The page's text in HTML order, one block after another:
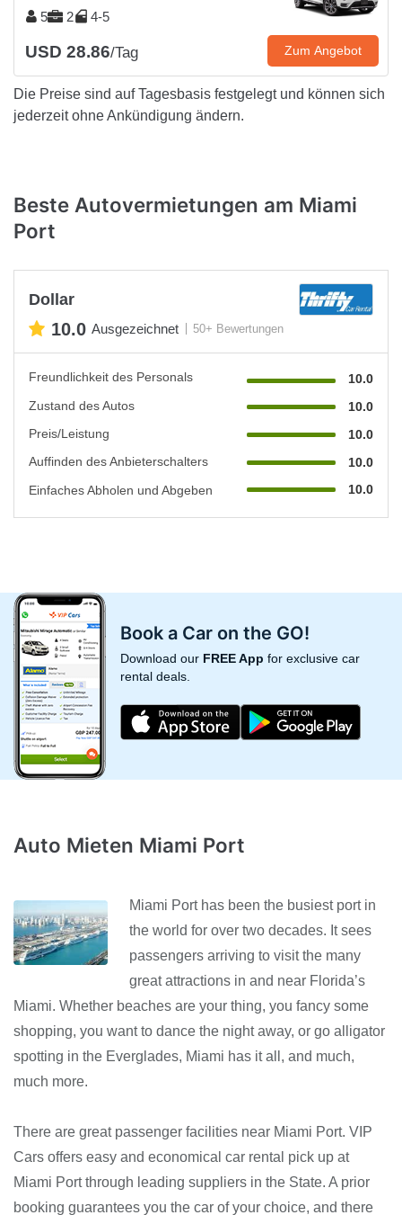
5 2 4-5
USD 28.86/Tag Zum Angebot
Die Preise sind auf Tagesbasis festgelegt und können sich
jederzeit ohne Ankündigung ändern.
Beste Autovermietungen am Miami
Port
Dollar
10.0 Ausgezeichnet 50+ Bewertungen
Freundlichkeit des Personals
10.0
Zustand des Autos
10.0
Preis/Leistung
10.0
Auffinden des Anbieterschalters
10.0
Einfaches Abholen und Abgeben
10.0
Book a Car on the GO!
Download our FREE App for exclusive car
rental deals.
Auto Mieten Miami Port
Miami Port has been the busiest port in
the world for over two decades. It sees
passengers arriving to visit the many
great attractions in and near Florida’s
Miami. Whether beaches are your thing, you fancy some
shopping, you want to dance the night away, or go alligator
spotting in the Everglades, Miami has it all, and much,
much more.
There are great passenger facilities near Miami Port. VIP
Cars offers easy and economical car rental pick up at
Miami Port through leading suppliers in the State. A prior
booking guarantees you the car of your choice, and there